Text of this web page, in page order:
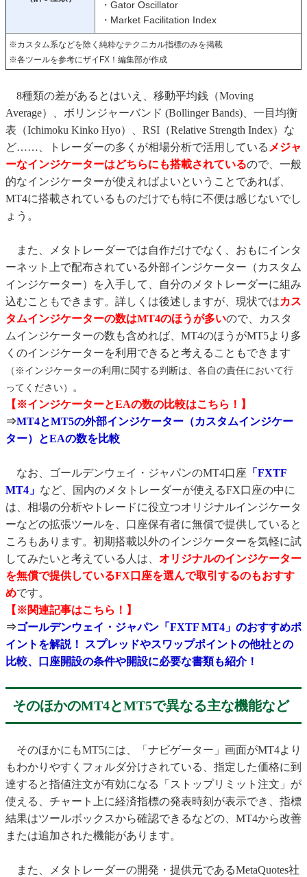
・Gator Oscillator
・Market Facilitation Index
※カスタム系などを除く純粋なテクニカル指標のみを掲載
※各ツールを参考にザイFX！編集部が作成
8種類の差があるとはいえ、移動平均銭（Moving
Average）、ボリンジャーバンド (Bollinger Bands)、一目均衡
表（Ichimoku Kinko Hyo）、RSI（Relative Strength Index）な
ど……、トレーダーの多くが相場分析で活用している メジャ
ーなインジケーターはどちらにも搭載されているので、一般
的なインジケーターが使えればよいということであれば、
MT4に搭載されているものだけでも特に不便は感じないでし
ょう。
また、メタトレーダーでは自作だけでなく、おもにインタ
ーネット上で配布されている外部インジケーター（カスタム
インジケーター）を入手して、自分のメタトレーダーに組み
込むこともできます。詳しくは後述しますが、現状ではカス
タムインジケーターの数はMT4のほうが多いので、カスタ
ムインジケーターの数も含めれば、MT4のほうがMT5より多
くのインジケーターを利用できると考えることもできます
（※インジケーターの利用に関する判断は、各自の責任において行
ってください）
。
【※インジケーターとEAの数の比較はこちら！】
⇒MT4とMT5の外部インジケーター（カスタムインジケー
ター）とEAの数を比較
なお、ゴールデンウェイ・ジャパンのMT4口座 「FXTF
MT4」 など、国内のメタトレーダーが使えるFX口座の中に
は、相場の分析やトレードに役立つオリジナルインジケータ
ーなどの拡張ツールを、口座保有者に無償で提供していると
ころもあります。初期搭載以外のインジケーターを気軽に試
してみたいと考えている人は、 オリジナルのインジケーター
を無償で提供しているFX口座を選んで取引するのもおすす
めです。
【※関連記事はこちら！】
⇒ゴールデンウェイ・ジャパン「FXTF MT4」のおすすめポ
イントを解説！ スプレッドやスワップポイントの他社との
比較、口座開設の条件や開設に必要な書類も紹介！
そのほかのMT4とMT5で異なる主な機能など
そのほかにもMT5には、「ナビゲーター」画面がMT4より
もわかりやすくフォルダ分けされている、指定した価格に到
達すると指値注文が有効になる「ストップリミット注文」が
使える、チャート上に経済指標の発表時刻が表示でき、指標
結果はツールボックスから確認できるなどの、MT4から改善
または追加された機能があります。
また、メタトレーダーの開発・提供元であるMetaQuotes社